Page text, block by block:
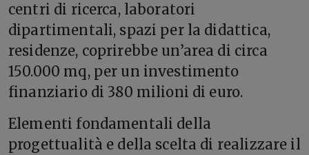
centri di ricerca, laboratori
dipartimentali, spazi per la didattica,
residenze, coprirebbe un’area di circa
150.000 mq, per un investimento
finanziario di 380 milioni di euro.
Elementi fondamentali della
progettualità e della scelta di realizzare il